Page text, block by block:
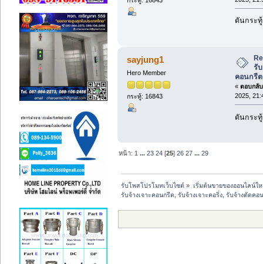
ดันกระ
sayjung1
Hero Member
กระทู้: 16843
รับ
คอนกรีต
« ตอบกลั
2025,
ดันกระ
หน้า: 1 ...23 24 [25]26 27 ...29
รับโพสโปรโมทเว็บไซต์ » เริ่มต้นขายของออนไลน์ใ
รับจ้างเจาะคอนกรีต, รับจ้างเจาะคอริ่ง, รับจ้างตัดคอ